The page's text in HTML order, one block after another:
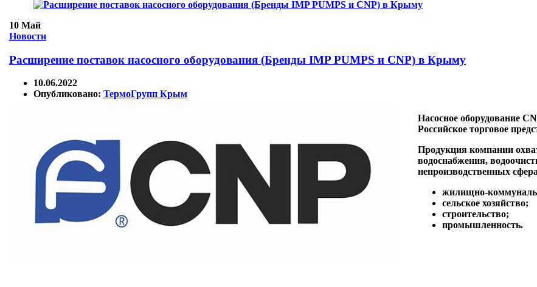
10 Май
Новости
Расширение поставок насосного оборудования (Бренды IMP PUMPS и CNP) в Крыму
10.06.2022
Опубликовано: ТермоГрупп Крым
Насосное оборудование
Российское торговое
Продукция компании
водоснабжения,
непроизводственных
жилищно-
сельское хозяйство;
строительство;
промышленность.